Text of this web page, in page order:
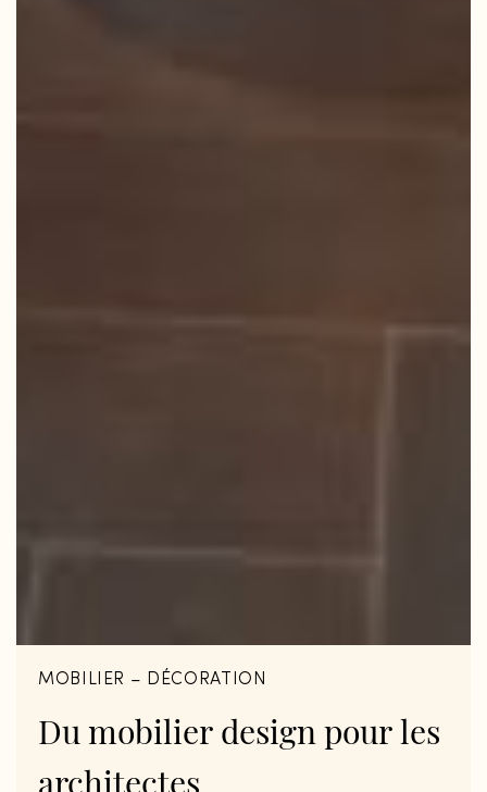
MOBILIER – DÉCORATION
Du mobilier design pourles
architectes